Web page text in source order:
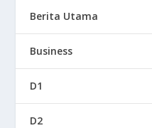
Berita Utama
Business
D1
D2